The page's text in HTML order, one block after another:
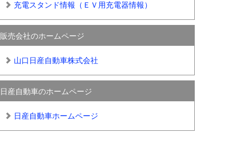
充電スタンド情報（ＥＶ用充電器情報）
販売会社のホームページ
山口日産自動車株式会社
日産自動車のホームページ
日産自動車ホームページ